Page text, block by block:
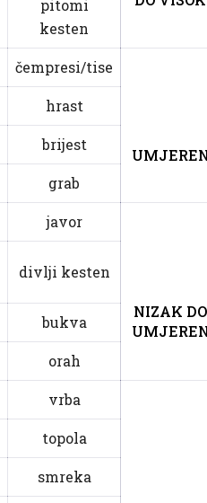
pitomi
kesten
čempresi/tise
hrast
brijest
grab
javor
NIZAK DO
divlji kesten
bukva
orah
vrba
topola
smreka